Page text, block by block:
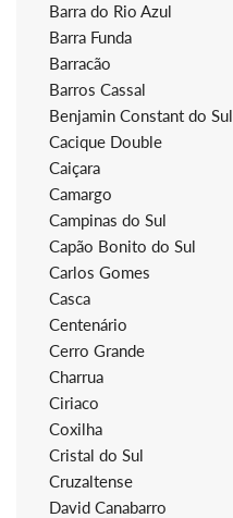
Barra do Rio Azul
Barra Funda
Barracão
Barros Cassal
Benjamin Constant do Sul
Cacique Double
Caiçara
Camargo
Campinas do Sul
Capão Bonito do Sul
Carlos Gomes
Casca
Centenário
Cerro Grande
Charrua
Ciriaco
Coxilha
Cristal do Sul
Cruzaltense
David Canabarro